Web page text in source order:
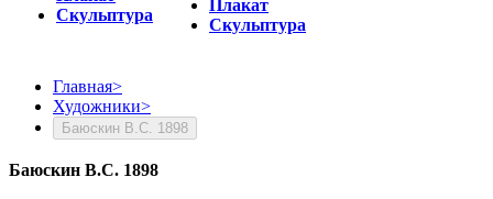
Скульптура
Плакат
Скульптура
Главная>
Художники>
Баюскин В.С. 1898
Баюскин В.С. 1898